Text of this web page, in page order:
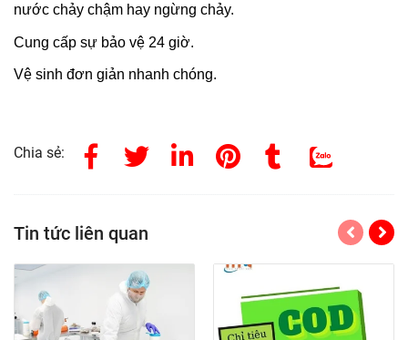
nước chảy chậm hay ngừng chảy.
Cung cấp sự bảo vệ 24 giờ.
Vệ sinh đơn giản nhanh chóng.
Chia sẻ:
Tin tức liên quan